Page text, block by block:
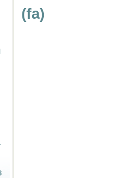
(fa)